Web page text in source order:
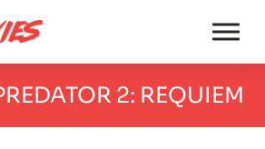
2: REQUIEM